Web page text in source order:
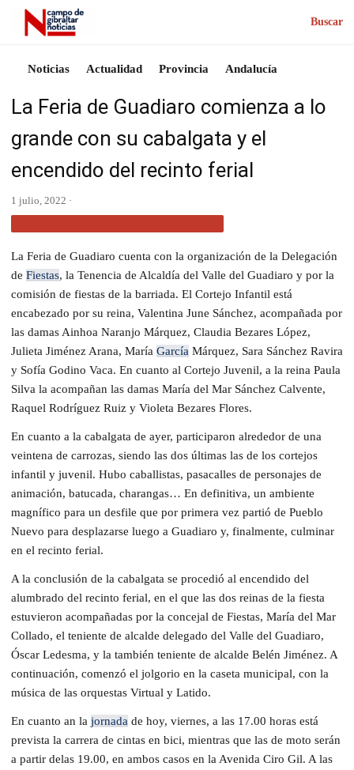
Buscar
Noticias Actualidad Provincia Andalucía
La Feria de Guadiaro comienza a lo
grande con su cabalgata y el
encendido del recinto ferial
1 julio, 2022 ·
La Feria de Guadiaro cuenta con la organización de la Delegación
de Fiestas, la Tenencia de Alcaldía del Valle del Guadiaro y por la
comisión de fiestas de la barriada. El Cortejo Infantil está
encabezado por su reina, Valentina June Sánchez, acompañada por
las damas Ainhoa Naranjo Márquez, Claudia Bezares López,
Julieta Jiménez Arana, María García Márquez, Sara Sánchez Ravira
y Sofía Godino Vaca. En cuanto al Cortejo Juvenil, a la reina Paula
Silva la acompañan las damas María del Mar Sánchez Calvente,
Raquel Rodríguez Ruiz y Violeta Bezares Flores.
En cuanto a la cabalgata de ayer, participaron alrededor de una
veintena de carrozas, siendo las dos últimas las de los cortejos
infantil y juvenil. Hubo caballistas, pasacalles de personajes de
animación, batucada, charangas… En definitiva, un ambiente
magnífico para un desfile que por primera vez partió de Pueblo
Nuevo para desplazarse luego a Guadiaro y, finalmente, culminar
en el recinto ferial.
A la conclusión de la cabalgata se procedió al encendido del
alumbrado del recinto ferial, en el que las dos reinas de la fiesta
estuvieron acompañadas por la concejal de Fiestas, María del Mar
Collado, el teniente de alcalde delegado del Valle del Guadiaro,
Óscar Ledesma, y la también teniente de alcalde Belén Jiménez. A
continuación, comenzó el jolgorio en la caseta municipal, con la
música de las orquestas Virtual y Latido.
En cuanto an la jornada de hoy, viernes, a las 17.00 horas está
prevista la carrera de cintas en bici, mientras que las de moto serán
a partir delas 19.00, en ambos casos en la Avenida Ciro Gil. A las